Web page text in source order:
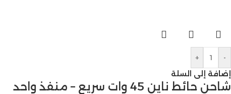
-
+
إضافة إلى السلة
شاحن حائط ناين 45 وات سريع – منفذ واحد